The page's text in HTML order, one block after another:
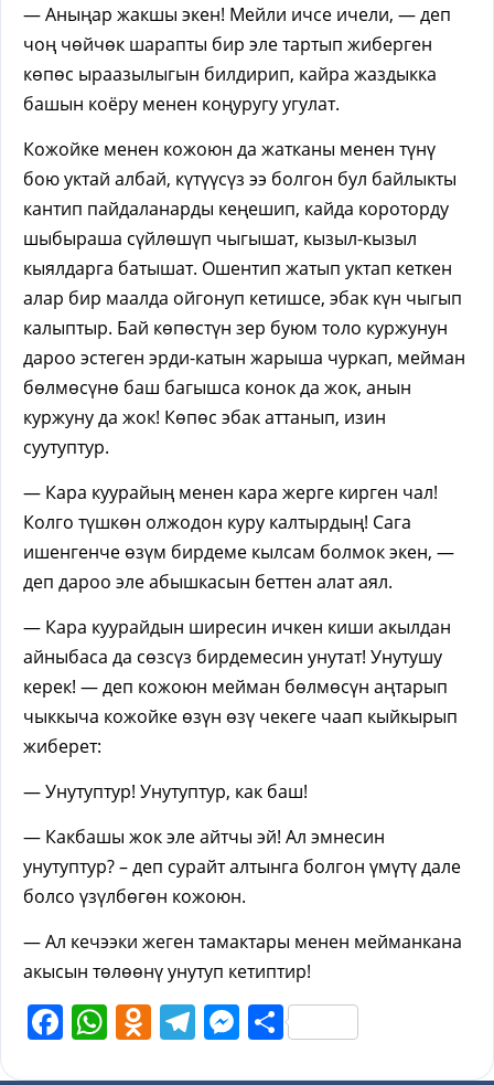
— Аныңар жакшы экен! Мейли ичсе ичели, — деп
чоң чөйчөк шарапты бир эле тартып жиберген
көпөс ыраазылыгын билдирип, кайра жаздыкка
башын коёру менен коңуругу угулат.
Кожойке менен кожоюн да жатканы менен түнү
бою уктай албай, күтүүсүз ээ болгон бул байлыкты
кантип пайдаланарды кеңешип, кайда короторду
шыбыраша сүйлөшүп чыгышат, кызыл-кызыл
кыялдарга батышат. Ошентип жатып уктап кеткен
алар бир маалда ойгонуп кетишсе, эбак күн чыгып
калыптыр. Бай көпөстүн зер буюм толо куржунун
дароо эстеген эрди-катын жарыша чуркап, мейман
бөлмөсүнө баш багышса конок да жок, анын
куржуну да жок! Көпөс эбак аттанып, изин
суутуптур.
— Кара куурайың менен кара жерге кирген чал!
Колго түшкөн олжодон куру калтырдың! Сага
ишенгенче өзүм бирдеме кылсам болмок экен, —
деп дароо эле абышкасын беттен алат аял.
— Кара куурайдын ширесин ичкен киши акылдан
айныбаса да сөзсүз бирдемесин унутат! Унутушу
керек! — деп кожоюн мейман бөлмөсүн аңтарып
чыккыча кожойке өзүн өзү чекеге чаап кыйкырып
жиберет:
— Унутуптур! Унутуптур, как баш!
— Какбашы жок эле айтчы эй! Ал эмнесин
унутуптур? – деп сурайт алтынга болгон үмүтү дале
болсо үзүлбөгөн кожоюн.
— Ал кечээки жеген тамактары менен мейманкана
акысын төлөөнү унутуп кетиптир!
Facebook
WhatsApp
Odnoklassniki
Telegram
Messenger
Share